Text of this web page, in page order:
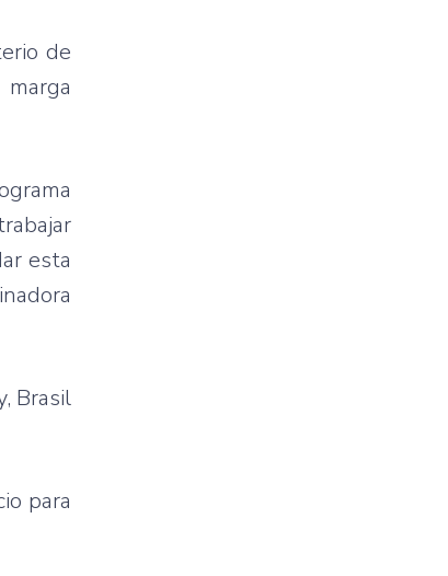
de
esta
Brasil
para